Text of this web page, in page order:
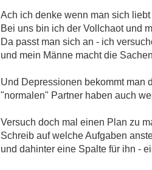
Ach ich denke wenn man sich liebt
Bei uns bin ich der Vollchaot und
Da passt man sich an - ich
und mein Männe macht die
Und Depressionen bekommt man
"normalen" Partner haben auch
Versuch doch mal einen Plan zu
Schreib auf welche Aufgaben
und dahinter eine Spalte für ihn -